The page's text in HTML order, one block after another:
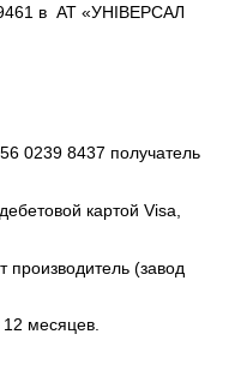
в АТ «УНІВЕРСАЛ
0239 8437 получатель
картой Visa,
производитель (завод
12 месяцев.